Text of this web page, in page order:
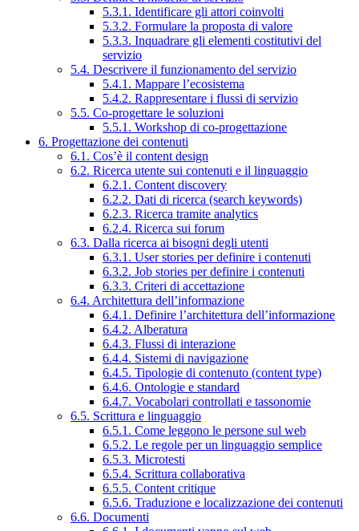
5.3.1. Identificare gli attori coinvolti
5.3.2. Formulare la proposta di valore
5.3.3. Inquadrare gli elementi costitutivi del
servizio
5.4. Descrivere il funzionamento del servizio
5.4.1. Mappare l’ecosistema
5.4.2. Rappresentare i flussi di servizio
5.5. Co-progettare le soluzioni
5.5.1. Workshop di co-progettazione
6. Progettazione dei contenuti
6.1. Cos’è il content design
6.2. Ricerca utente sui contenuti e il linguaggio
6.2.1. Content discovery
6.2.2. Dati di ricerca (search keywords)
6.2.3. Ricerca tramite analytics
6.2.4. Ricerca sui forum
6.3. Dalla ricerca ai bisogni degli utenti
6.3.1. User stories per definire i contenuti
6.3.2. Job stories per definire i contenuti
6.3.3. Criteri di accettazione
6.4. Architettura dell’informazione
6.4.1. Definire l’architettura dell’informazione
6.4.2. Alberatura
6.4.3. Flussi di interazione
6.4.4. Sistemi di navigazione
6.4.5. Tipologie di contenuto (content type)
6.4.6. Ontologie e standard
6.4.7. Vocabolari controllati e tassonomie
6.5. Scrittura e linguaggio
6.5.1. Come leggono le persone sul web
6.5.2. Le regole per un linguaggio semplice
6.5.3. Microtesti
6.5.4. Scrittura collaborativa
6.5.5. Content critique
6.5.6. Traduzione e localizzazione dei contenuti
6.6. Documenti